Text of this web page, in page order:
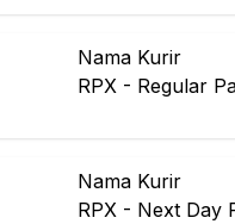
Nama Kurir
RPX - Regular
Nama Kurir
RPX - Next Day